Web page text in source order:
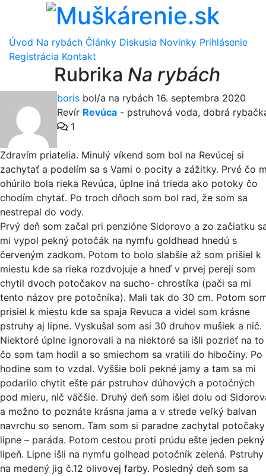
Úvod Na rybách Články Diskusia Novinky Prihlásenie
Registrácia Kontakt
Rubrika Na rybách
boris bol/a na rybách 16. septembra 2020
Revír Revúca - pstruhová voda, dobrá
1
Zdravím priatelia. Minulý víkend som bol na Revúcej si
zachytať a podelím sa s Vami o pocity a zážitky. Prvé čo
ohúrilo bola rieka Revúca, úplne iná trieda ako potoky čo
chodím chytať. Po troch dňoch som bol rad, že som sa
nestrepal do vody.
Prvý deň som začal pri penzióne Sidorovo a zo začiatku
mi vypol pekný potočák na nymfu goldhead hnedú s
červeným zadkom. Potom to bolo slabšie až som prišiel k
miestu kde sa rieka rozdvojuje a hneď v prvej pereji som
chytil dvoch potočakov na sucho- chrostíka (pači sa mi
tento názov pre potočníka). Mali tak do 30 cm. Potom
prisiel k miestu kde sa spaja Revuca a videl som krásne
pstruhy aj lipne. Vyskušal som asi 30 druhov mušiek a nič.
Niektoré úplne ignorovali a na niektoré sa išli pozrieť na to
čo som tam hodil a so smiechom sa vratili do hlbočiny. Po
hodine som to vzdal. Vyššie boli pekné jamy a tam sa mi
podarilo chytit ešte pár pstruhov dúhových a potočných
pod mieru, nič väčšie. Druhý deň som išiel dolu od
a možno to poznáte krásna jama a v strede veľký balvan
navrchu so senom. Tam som si paradne zachytal
lipne – paráda. Potom cestou proti prúdu ešte jeden pekný
lipeň. Lipne išli na nymfu golhead potočník zelená. Pstruhy
na medený jig č.12 olivovej farby. Posledný deň som sa